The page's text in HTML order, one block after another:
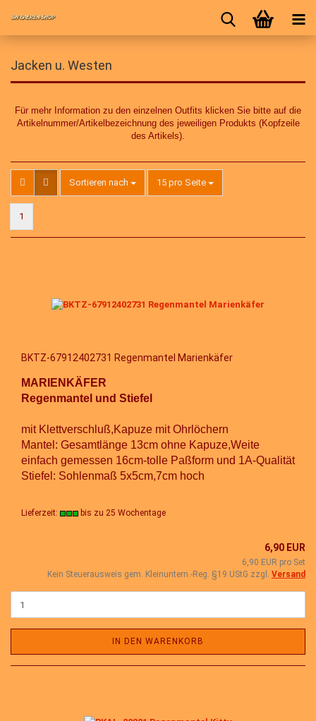
Jacken u. Westen
Für mehr Information zu den einzelnen Outfits klicken Sie bitte auf die
Artikelnummer/Artikelbezeichnung des jeweiligen Produkts (Kopfzeile
des Artikels).
Sortieren nach
Sortieren nach 15 pro Seite
pro Seite
1
BKTZ-67912402731 Regenmantel Marienkäfer
MARIENKÄFER
Regenmantel und Stiefel
mit Klettverschluß,Kapuze mit Ohrlöchern
Mantel: Gesamtlänge 13cm ohne Kapuze,Weite
einfach gemessen 16cm-tolle Paßform und 1A-Qualität
Stiefel: Sohlenmaß 5x5cm,7cm hoch
Lieferzeit: bis zu 25 Wochentage
6,90 EUR
6,90 EUR pro Set
Kein Steuerausweis gem. Kleinuntern.-Reg. §19 UStG zzgl. Versand
IN DEN WARENKORB